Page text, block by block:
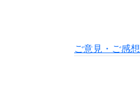
ご意見・ご感想